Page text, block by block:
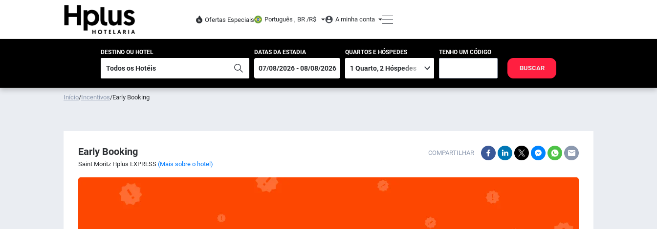
Ofertas Especiais Português , BR /R$ A minha conta
DESTINO OU HOTEL DATAS DA ESTADIA QUARTOS E HÓSPEDES TENHO UM CÓDIGO
BUSCAR
Início/Incentivos/Early Booking
Early Booking
Saint Moritz Hplus EXPRESS (Mais sobre o hotel)
COMPARTILHAR